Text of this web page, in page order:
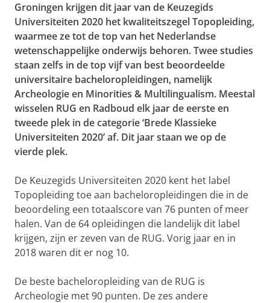
Groningen krijgen dit jaar van de Keuzegids
Universiteiten 2020 het kwaliteitszegel Topopleiding,
waarmee ze tot de top van het Nederlandse
wetenschappelijke onderwijs behoren. Twee studies
staan zelfs in de top vijf van best beoordeelde
universitaire bacheloropleidingen, namelijk
Archeologie en Minorities & Multilingualism. Meestal
wisselen RUG en Radboud elk jaar de eerste en
tweede plek in de categorie ‘Brede Klassieke
Universiteiten 2020’ af. Dit jaar staan we op de
vierde plek.
De Keuzegids Universiteiten 2020 kent het label
Topopleiding toe aan bacheloropleidingen die in de
beoordeling een totaalscore van 76 punten of meer
halen. Van de 64 opleidingen die landelijk dit label
krijgen, zijn er zeven van de RUG. Vorig jaar en in
2018 waren dit er nog 10.
De beste bacheloropleiding van de RUG is
Archeologie met 90 punten. De zes andere